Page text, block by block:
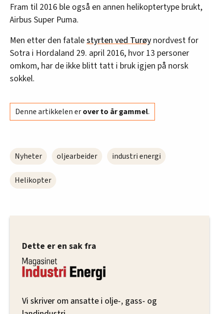
Fram til 2016 ble også en annen helikoptertype brukt,
Airbus Super Puma.
Men etter den fatalestyrten ved Turøy nordvest for
Sotra i Hordaland 29. april 2016, hvor 13 personer
omkom, har de ikke blitt tatt i bruk igjen på norsk
sokkel.
Denne artikkelen erover to år gammel.
Nyheter oljearbeider industri energi
Helikopter
Dette er en sak fra
Vi skriver om ansatte i olje-, gass- og